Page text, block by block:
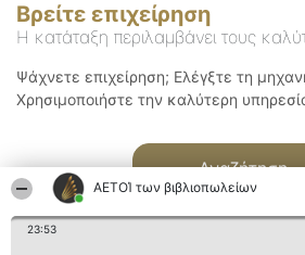
ΑΕΤΟΊ των βιβλιοπωλείων
23:53
Βρείτε επιχείρηση
Η κατάταξη περιλαμβάνει τους
Ψάχνετε επιχείρηση; Ελέγξτε τη
Χρησιμοποιήστε την καλύτερη
Αναζήτηση